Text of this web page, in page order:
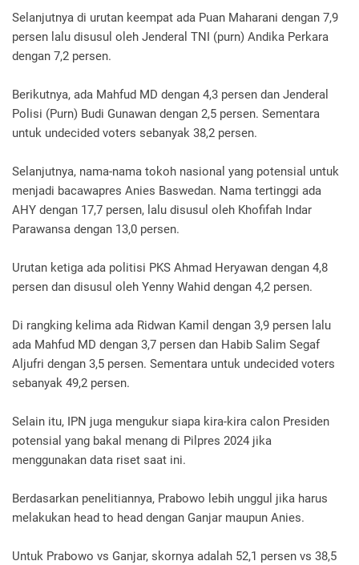
Selanjutnya di urutan keempat ada Puan Maharani dengan 7,9
persen lalu disusul oleh Jenderal TNI (purn) Andika Perkara
dengan 7,2 persen.
Berikutnya, ada Mahfud MD dengan 4,3 persen dan Jenderal
Polisi (Purn) Budi Gunawan dengan 2,5 persen. Sementara
untuk undecided voters sebanyak 38,2 persen.
Selanjutnya, nama-nama tokoh nasional yang potensial untuk
menjadi bacawapres Anies Baswedan. Nama tertinggi ada
AHY dengan 17,7 persen, lalu disusul oleh Khofifah Indar
Parawansa dengan 13,0 persen.
Urutan ketiga ada politisi PKS Ahmad Heryawan dengan 4,8
persen dan disusul oleh Yenny Wahid dengan 4,2 persen.
Di rangking kelima ada Ridwan Kamil dengan 3,9 persen lalu
ada Mahfud MD dengan 3,7 persen dan Habib Salim Segaf
Aljufri dengan 3,5 persen. Sementara untuk undecided voters
sebanyak 49,2 persen.
Selain itu, IPN juga mengukur siapa kira-kira calon Presiden
potensial yang bakal menang di Pilpres 2024 jika
menggunakan data riset saat ini.
Berdasarkan penelitiannya, Prabowo lebih unggul jika harus
melakukan head to head dengan Ganjar maupun Anies.
Untuk Prabowo vs Ganjar, skornya adalah 52,1 persen vs 38,5